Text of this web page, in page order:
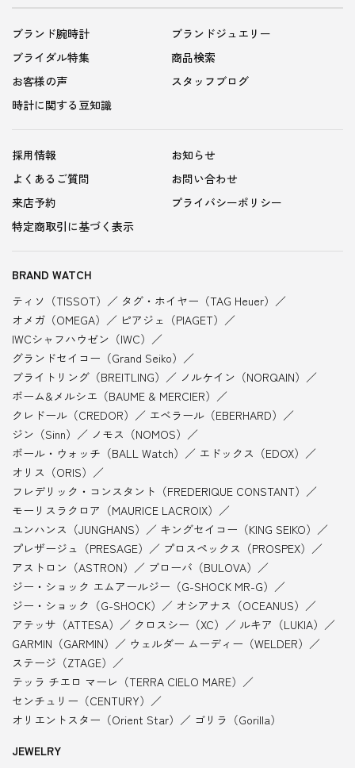
ブランド腕時計
ブランドジュエリー
ブライダル特集
商品検索
お客様の声
スタッフブログ
時計に関する豆知識
採用情報
お知らせ
よくあるご質問
お問い合わせ
来店予約
プライバシーポリシー
特定商取引に基づく表示
BRAND WATCH
ティソ（TISSOT）
タグ・ホイヤー（TAG Heuer）
オメガ（OMEGA）
ピアジェ（PIAGET）
IWCシャフハウゼン（IWC）
グランドセイコー（Grand Seiko）
ブライトリング（BREITLING）
ノルケイン（NORQAIN）
ボーム&メルシエ（BAUME & MERCIER）
クレドール（CREDOR）
エベラール（EBERHARD）
ジン（Sinn）
ノモス（NOMOS）
ボール・ウォッチ（BALL Watch）
エドックス（EDOX）
オリス（ORIS）
フレデリック・コンスタント（FREDERIQUE CONSTANT）
モーリスラクロア（MAURICE LACROIX）
ユンハンス（JUNGHANS）
キングセイコー（KING SEIKO）
プレザージュ（PRESAGE）
プロスペックス（PROSPEX）
アストロン（ASTRON）
ブローバ（BULOVA）
ジー・ショック エムアールジー（G-SHOCK MR-G）
ジー・ショック（G-SHOCK）
オシアナス（OCEANUS）
アテッサ（ATTESA）
クロスシー（XC）
ルキア（LUKIA）
GARMIN（GARMIN）
ウェルダー ムーディー（WELDER）
ステージ（ZTAGE）
テッラ チエロ マーレ（TERRA CIELO MARE）
センチュリー（CENTURY）
オリエントスター（Orient Star）
ゴリラ（Gorilla）
JEWELRY